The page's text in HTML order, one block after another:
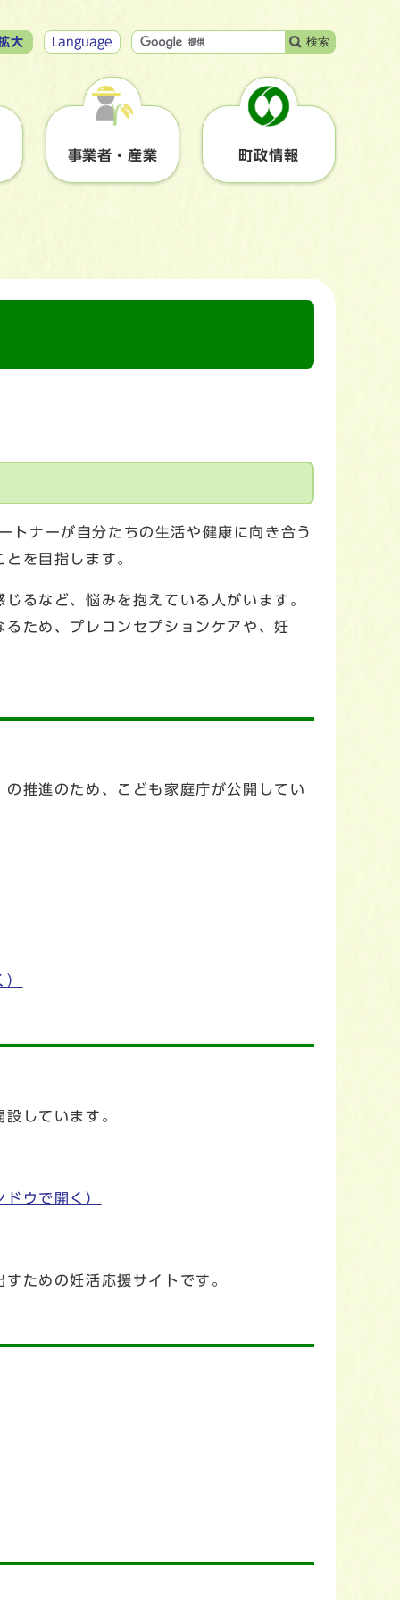
大 Language 検索
事業者・産業 町政情報
ナーが自分たちの生活や健康に向き合う
を目指します。
るなど、悩みを抱えている人がいます。
ため、プレコンセプションケアや、妊
推進のため、こども家庭庁が公開してい
しています。
ドウで開く）
ための妊活応援サイトです。